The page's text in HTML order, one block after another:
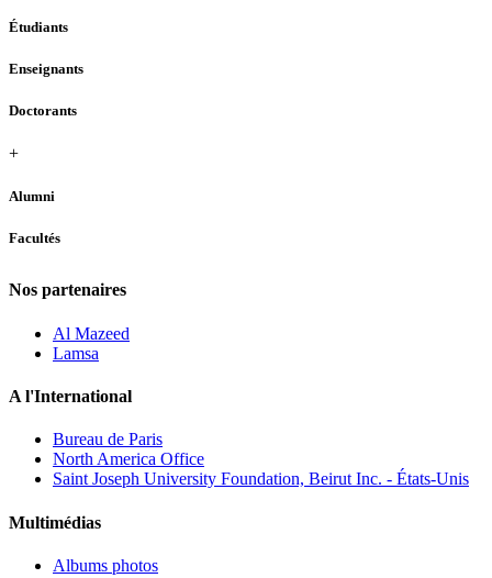
Étudiants
Enseignants
Doctorants
+
Alumni
Facultés
Nos partenaires
Al Mazeed
Lamsa
A l'International
Bureau de Paris
North America Office
Saint Joseph University Foundation, Beirut Inc. - États-Unis
Multimédias
Albums photos